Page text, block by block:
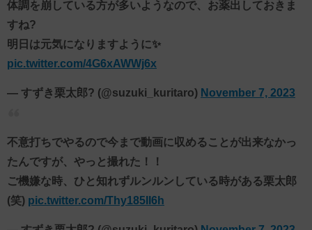
体調を崩している方が多いようなので、お薬出しておきま
すね?
明日は元気になりますように✨
pic.twitter.com/4G6xAWWj6x
— すずき栗太郎? (@suzuki_kuritaro) November 7, 2023
不意打ちでやるので今まで動画に収めることが出来なかっ
たんですが、やっと撮れた！！
ご機嫌な時、ひと知れずルンルンしている時がある栗太郎
(笑) pic.twitter.com/Thy185II6h